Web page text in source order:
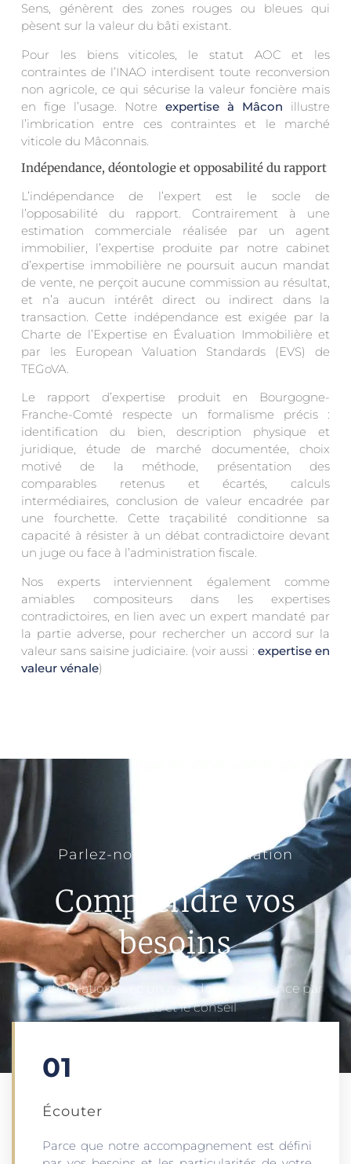
Sens, génèrent des zones rouges ou bleues qui
pèsent sur la valeur du bâti existant.
Pour les biens viticoles, le statut AOC et les
contraintes de l’INAO interdisent toute reconversion
non agricole, ce qui sécurise la valeur foncière mais
en fige l’usage. Notre expertise à Mâcon illustre
l’imbrication entre ces contraintes et le marché
viticole du Mâconnais.
Indépendance, déontologie et opposabilité du rapport
L’indépendance de l’expert est le socle de
l’opposabilité du rapport. Contrairement à une
estimation commerciale réalisée par un agent
immobilier, l’expertise produite par notre cabinet
d’expertise immobilière ne poursuit aucun mandat
de vente, ne perçoit aucune commission au résultat,
et n’a aucun intérêt direct ou indirect dans la
transaction. Cette indépendance est exigée par la
Charte de l’Expertise en Évaluation Immobilière et
par les European Valuation Standards (EVS) de
TEGoVA.
Le rapport d’expertise produit en Bourgogne-
Franche-Comté respecte un formalisme précis :
identification du bien, description physique et
juridique, étude de marché documentée, choix
motivé de la méthode, présentation des
comparables retenus et écartés, calculs
intermédiaires, conclusion de valeur encadrée par
une fourchette. Cette traçabilité conditionne sa
capacité à résister à un débat contradictoire devant
un juge ou face à l’administration fiscale.
Nos experts interviennent également comme
amiables compositeurs dans les expertises
contradictoires, en lien avec un expert mandaté par
la partie adverse, pour rechercher un accord sur la
valeur sans saisine judiciaire. (voir aussi : expertise en
valeur vénale)
Parlez-nous de votre situation
Comprendre vos
besoins
Toute relation avec un mandant commence par
l’écoute et le conseil
01
Écouter​
Parce que notre accompagnement est défini